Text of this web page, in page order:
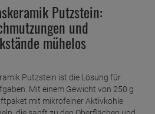
=37,80
Fleckenteufel Büro & Heimwerken
Fleckenteufel Fetthaltiges &
50 ml
1,89€
Putzstein:
und
mühelos
Putzstein ist die Lösung für
Mit einem Gewicht von 250 g
mit mikrofeiner Aktivkohle